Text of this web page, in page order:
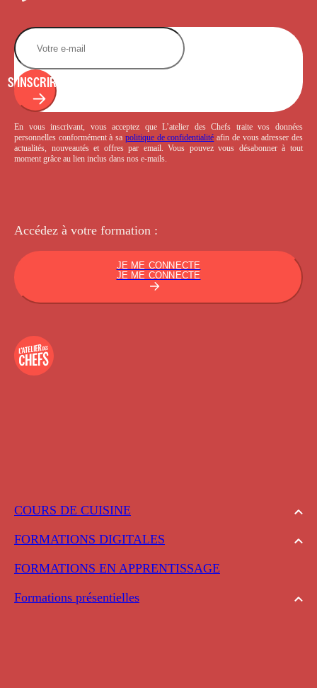
COURS DE CUISINE
FORMATIONS DIGITALES
FORMATIONS EN APPRENTISSAGE
Formations présentielles
S'INSCRIRE
En vous inscrivant, vous acceptez que L’atelier des Chefs traite vos données
personnelles conformément à sa politique de confidentialité afin de vous adresser des
actualités, nouveautés et offres par email. Vous pouvez vous désabonner à tout
moment grâce au lien inclus dans nos e-mails.
Accédez à votre formation :
JE ME CONNECTE
JE ME CONNECTE